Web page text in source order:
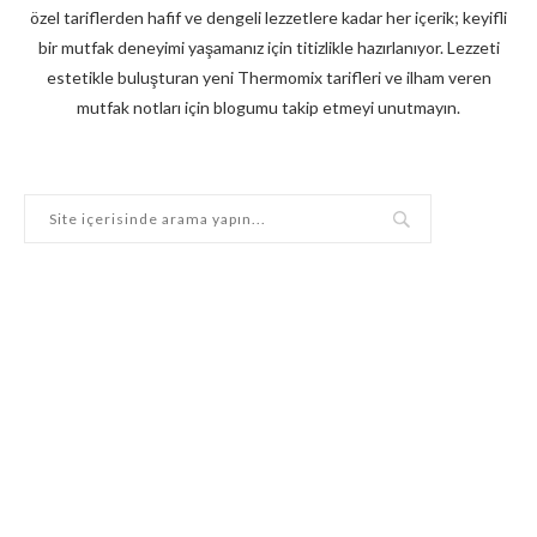
özel tariflerden hafif ve dengeli lezzetlere kadar her içerik; keyifli
bir mutfak deneyimi yaşamanız için titizlikle hazırlanıyor. Lezzeti
estetikle buluşturan yeni Thermomix tarifleri ve ilham veren
mutfak notları için blogumu takip etmeyi unutmayın.